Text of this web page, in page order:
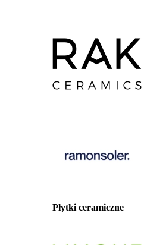
Płytki ceramiczne